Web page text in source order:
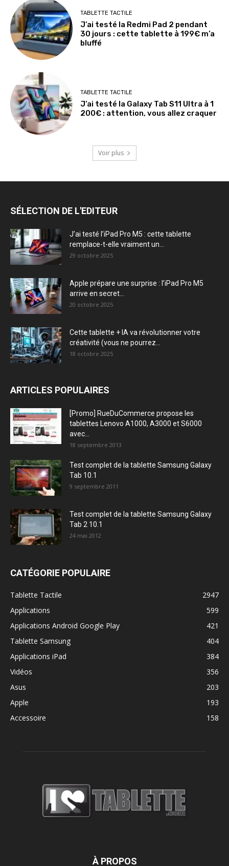
TABLETTE TACTILE
J’ai testé la Redmi Pad 2 pendant
30 jours : cette tablette à 199€ m’a
bluffé
TABLETTE TACTILE
J’ai testé la Galaxy Tab S11 Ultra à 1
200€ : attention, vous allez craquer
Voir plus
SÉLECTION DE L'EDITEUR
J’ai testé l’iPad Pro M5 : cette tablette
remplace-t-elle vraiment un...
29 octobre 2025
Apple prépare une surprise : l’iPad Pro M5
arrive en secret...
20 octobre 2025
Cette tablette + IA va révolutionner votre
créativité (vous ne pourrez...
18 octobre 2025
ARTICLES POPULAIRES
[Promo] RueDuCommerce propose les
tablettes Lenovo A1000, A3000 et S6000
avec...
18 septembre 2013
Test complet de la tablette Samsung Galaxy
Tab 10.1
9 septembre 2011
Test complet de la tablette Samsung Galaxy
Tab 2 10.1
24 mai 2012
CATÉGORIE POPULAIRE
Tablette Tactile
2947
Applications
599
Applications Android Google Play
421
Tablette Samsung
404
Applications iPad
384
Vidéos
356
Asus
203
Apple
193
Accessoire
158
À PROPOS